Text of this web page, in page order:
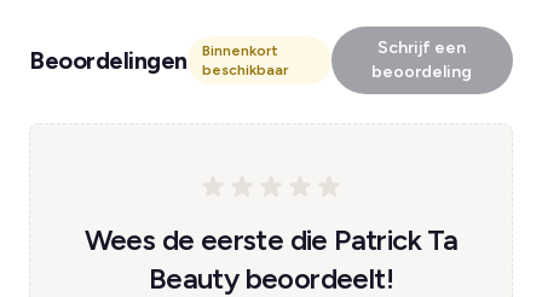
Beoordelingen
Binnenkort
beschikbaar
Schrijf een
beoordeling
Wees de eerste die Patrick Ta
Beauty beoordeelt!